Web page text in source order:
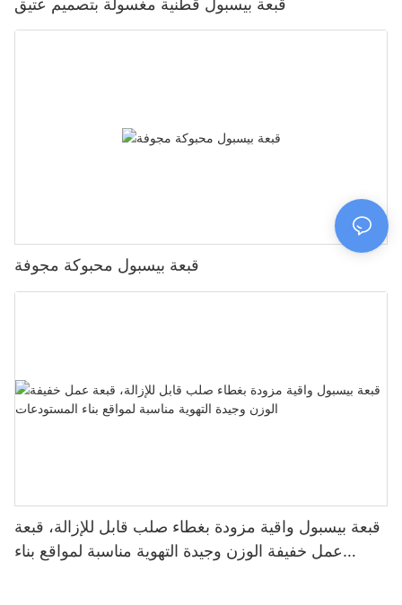
قبعة بيسبول قطنية مغسولة بتصميم عتيق
قبعة بيسبول محبوكة مجوفة
قبعة بيسبول واقية مزودة بغطاء صلب قابل للإزالة، قبعة
عمل خفيفة الوزن وجيدة التهوية مناسبة لمواقع بناء